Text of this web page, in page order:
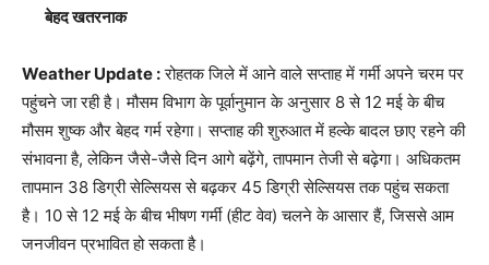
बेहद खतरनाक
Weather Update :रोहतक जिले में आने वाले सप्ताह में गर्मी अपने चरम पर
पहुंचने जा रही है। मौसम विभाग के पूर्वानुमान के अनुसार 8 से 12 मई के बीच
मौसम शुष्क और बेहद गर्म रहेगा। सप्ताह की शुरुआत में हल्के बादल छाए रहने की
संभावना है, लेकिन जैसे-जैसे दिन आगे बढ़ेंगे, तापमान तेजी से बढ़ेगा। अधिकतम
तापमान 38 डिग्री सेल्सियस से बढ़कर 45 डिग्री सेल्सियस तक पहुंच सकता
है। 10 से 12 मई के बीच भीषण गर्मी (हीट वेव) चलने के आसार हैं, जिससे आम
जनजीवन प्रभावित हो सकता है।